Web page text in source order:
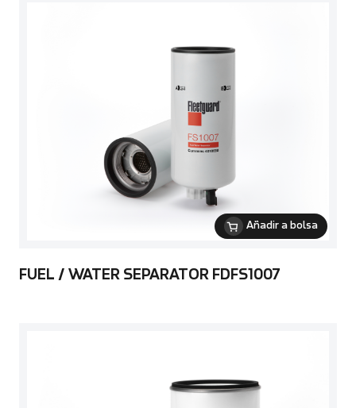
Añadir a bolsa
FUEL / WATER SEPARATOR FDFS1007